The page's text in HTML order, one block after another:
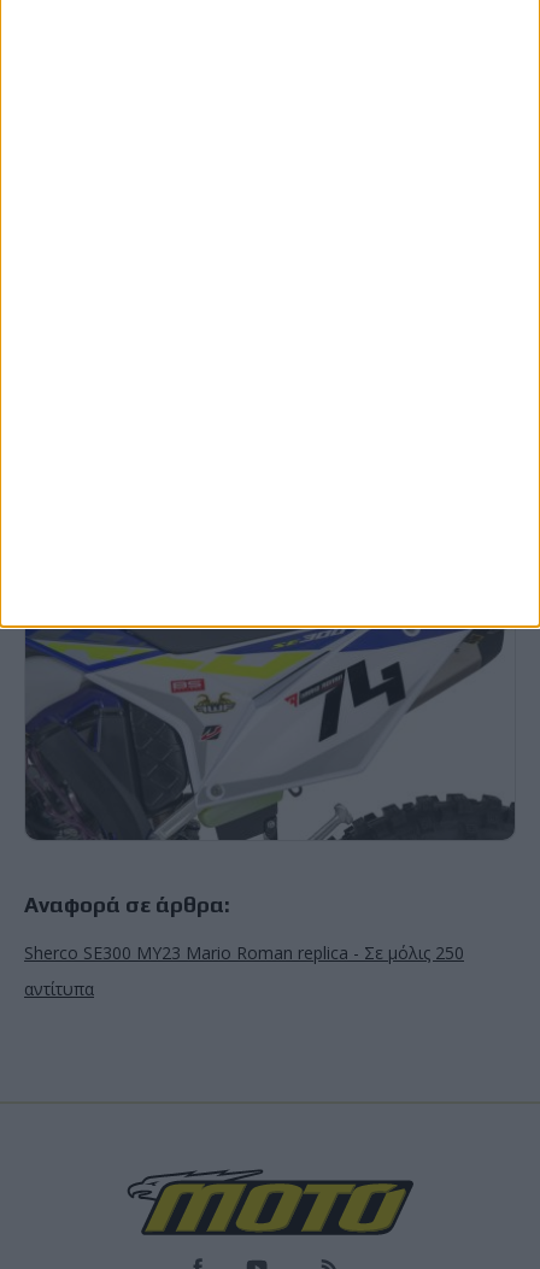
Αναφορά σε άρθρα:
Sherco SE300 MY23 Mario Roman replica - Σε μόλις 250
αντίτυπα